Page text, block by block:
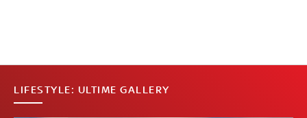
LIFESTYLE: ULTIME GALLERY